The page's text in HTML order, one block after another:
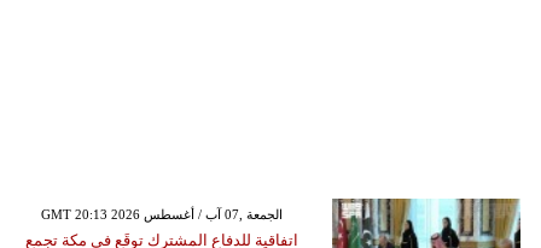
GMT 20:13 2026 الجمعة ,07 آب / أغسطس
اتفاقية للدفاع المشترك توقَع في مكة تجمع